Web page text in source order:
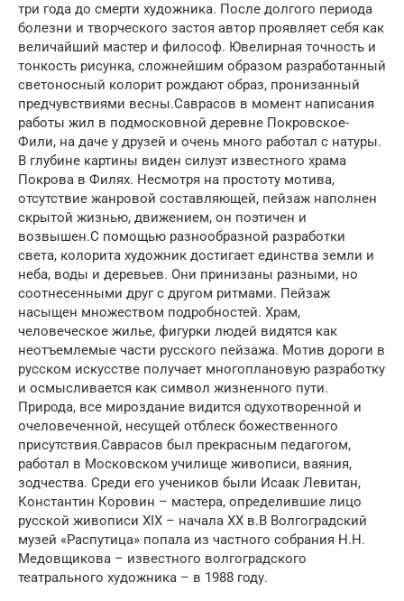
три года до смерти художника. После долгого периода
болезни и творческого застоя автор проявляет себя как
величайший мастер и философ. Ювелирная точность и
тонкость рисунка, сложнейшим образом разработанный
светоносный колорит рождают образ, пронизанный
предчувствиями весны.Саврасов в момент написания
работы жил в подмосковной деревне Покровское-
Фили, на даче у друзей и очень много работал с натуры.
В глубине картины виден силуэт известного храма
Покрова в Филях. Несмотря на простоту мотива,
отсутствие жанровой составляющей, пейзаж наполнен
скрытой жизнью, движением, он поэтичен и
возвышен.С помощью разнообразной разработки
света, колорита художник достигает единства земли и
неба, воды и деревьев. Они принизаны разными, но
соотнесенными друг с другом ритмами. Пейзаж
насыщен множеством подробностей. Храм,
человеческое жилье, фигурки людей видятся как
неотъемлемые части русского пейзажа. Мотив дороги в
русском искусстве получает многоплановую разработку
и осмысливается как символ жизненного пути.
Природа, все мироздание видится одухотворенной и
очеловеченной, несущей отблеск божественного
присутствия.Саврасов был прекрасным педагогом,
работал в Московском училище живописи, ваяния,
зодчества. Среди его учеников были Исаак Левитан,
Константин Коровин – мастера, определившие лицо
русской живописи XIX – начала XX в.В Волгоградский
музей «Распутица» попала из частного собрания Н.Н.
Медовщикова – известного волгоградского
театрального художника – в 1988 году.